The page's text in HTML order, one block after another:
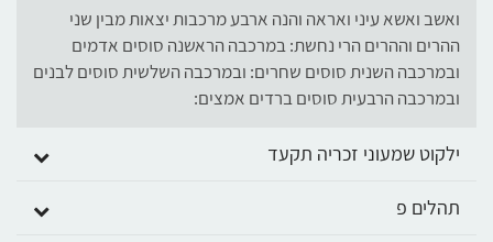
ואשב ואשא עיני ואראה והנה ארבע מרכבות יצאות מבין שני
ההרים וההרים הרי נחשת: במרכבה הראשנה סוסים אדמים
ובמרכבה השנית סוסים שחרים: ובמרכבה השלשית סוסים לבנים
ובמרכבה הרבעית סוסים ברדים אמצים:
ילקוט שמעוני זכריה תקעד
תהלים פ